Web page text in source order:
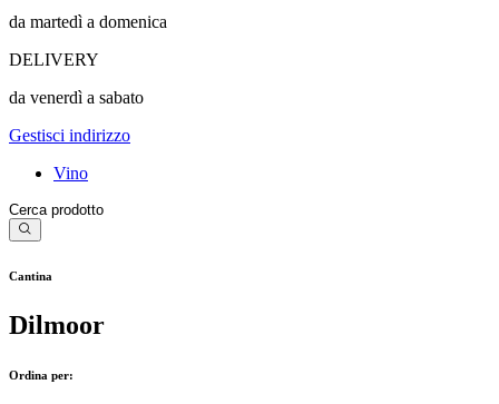
da martedì a domenica
DELIVERY
da venerdì a sabato
Gestisci indirizzo
Vino
Cantina
Dilmoor
Ordina per: